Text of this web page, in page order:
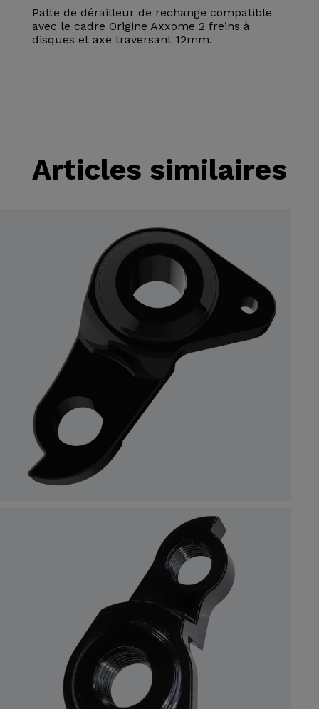
Patte de dérailleur de rechange compatible
avec le cadre Origine Axxome 2 freins à
disques et axe traversant 12mm.
Articles similaires